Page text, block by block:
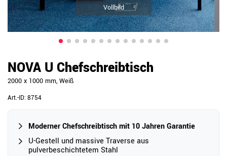
Vollbild
NOVA U Chefschreibtisch
2000 x 1000 mm, Weiß
Art.-ID: 8754
Moderner Chefschreibtisch mit 10 Jahren Garantie
U-Gestell und massive Traverse aus
pulverbeschichtetem Stahl